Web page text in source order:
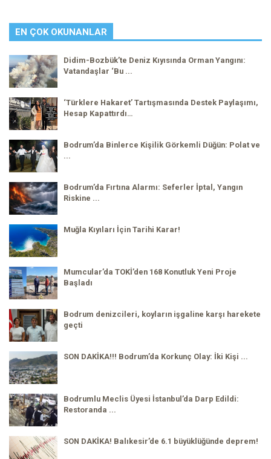
EN ÇOK OKUNANLAR
Didim-Bozbük’te Deniz Kıyısında Orman Yangını:
Vatandaşlar ‘Bu ...
‘Türklere Hakaret’ Tartışmasında Destek Paylaşımı,
Hesap Kapattırdı…
Bodrum’da Binlerce Kişilik Görkemli Düğün: Polat ve
...
Bodrum’da Fırtına Alarmı: Seferler İptal, Yangın
Riskine ...
Muğla Kıyıları İçin Tarihi Karar!
Mumcular’da TOKİ’den 168 Konutluk Yeni Proje
Başladı
Bodrum denizcileri, koyların işgaline karşı harekete
geçti
SON DAKİKA!!! Bodrum’da Korkunç Olay: İki Kişi ...
Bodrumlu Meclis Üyesi İstanbul’da Darp Edildi:
Restoranda ...
SON DAKİKA! Balıkesir’de 6.1 büyüklüğünde deprem!